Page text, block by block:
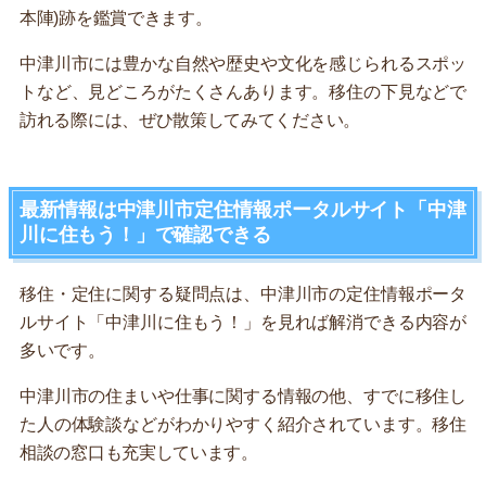
本陣)跡を鑑賞できます。
中津川市には豊かな自然や歴史や文化を感じられるスポッ
トなど、見どころがたくさんあります。移住の下見などで
訪れる際には、ぜひ散策してみてください。
最新情報は中津川市定住情報ポータルサイト「中津
川に住もう！」で確認できる
移住・定住に関する疑問点は、中津川市の定住情報ポータ
ルサイト「中津川に住もう！」を見れば解消できる内容が
多いです。
中津川市の住まいや仕事に関する情報の他、すでに移住し
た人の体験談などがわかりやすく紹介されています。移住
相談の窓口も充実しています。